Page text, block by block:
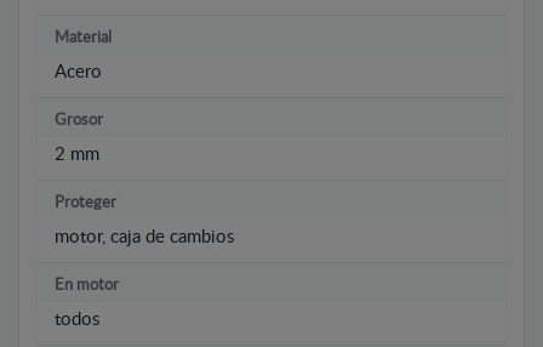
Material
Acero
Grosor
2 mm
Proteger
motor, caja de cambios
En motor
todos